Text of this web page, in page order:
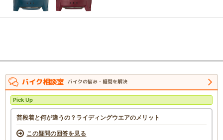
バイク相談室 バイクの悩み・疑問を解決
Pick Up
普段着と何が違うの？ライディングウエアのメリット
この疑問の回答を見る